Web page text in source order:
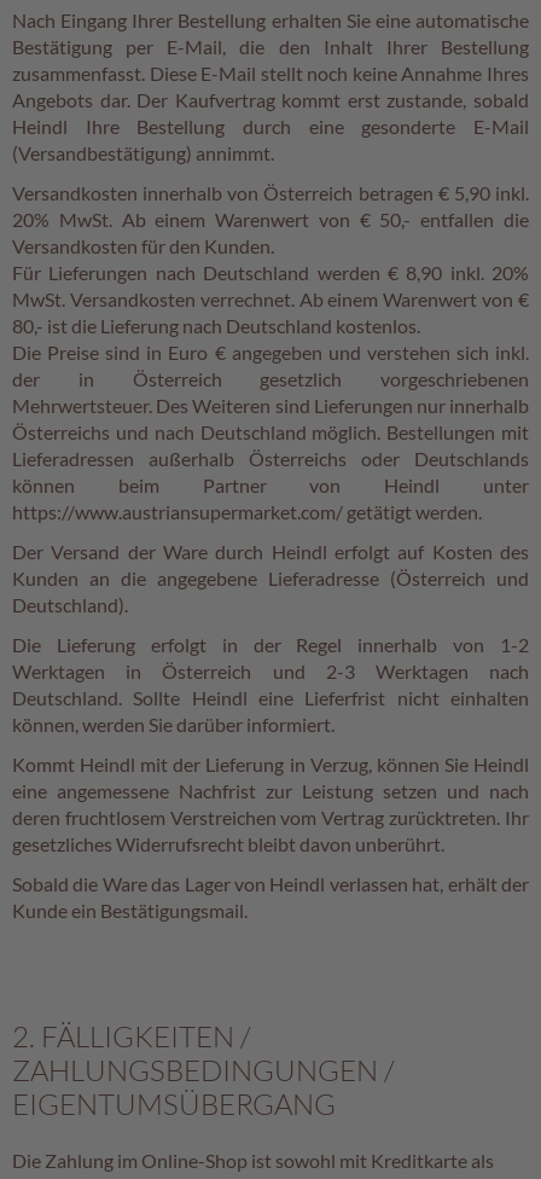
n
S
c
h
o
o
K
u
e
l
n
M
o
z
a
r
t
k
g
e
l
L
i
k
r
p
r
a
i
n
e
r
i
Nach Eingang Ihrer Bestellung erhalten Sie eine automatische
Bestätigung per E-Mail, die den Inhalt Ihrer Bestellung
zusammenfasst. Diese E-Mail stellt noch keine Annahme Ihres
Angebots dar. Der Kaufvertrag kommt erst zustande, sobald
Heindl Ihre Bestellung durch eine gesonderte E-Mail
(Versandbestätigung) annimmt.
Versandkosten innerhalb von Österreich betragen € 5,90 inkl.
20% MwSt. Ab einem Warenwert von € 50,- entfallen die
Versandkosten für den Kunden.
Für Lieferungen nach Deutschland werden € 8,90 inkl. 20%
MwSt. Versandkosten verrechnet. Ab einem Warenwert von €
80,- ist die Lieferung nach Deutschland kostenlos.
Die Preise sind in Euro € angegeben und verstehen sich inkl.
der in Österreich gesetzlich vorgeschriebenen
Mehrwertsteuer. Des Weiteren sind Lieferungen nur innerhalb
Österreichs und nach Deutschland möglich. Bestellungen mit
Lieferadressen außerhalb Österreichs oder Deutschlands
können beim Partner von Heindl unter
https://www.austriansupermarket.com/ getätigt werden.
Der Versand der Ware durch Heindl erfolgt auf Kosten des
Kunden an die angegebene Lieferadresse (Österreich und
Deutschland).
Die Lieferung erfolgt in der Regel innerhalb von 1-2
Werktagen in Österreich und 2-3 Werktagen nach
Deutschland. Sollte Heindl eine Lieferfrist nicht einhalten
können, werden Sie darüber informiert.
Kommt Heindl mit der Lieferung in Verzug, können Sie Heindl
eine angemessene Nachfrist zur Leistung setzen und nach
deren fruchtlosem Verstreichen vom Vertrag zurücktreten. Ihr
gesetzliches Widerrufsrecht bleibt davon unberührt.
Sobald die Ware das Lager von Heindl verlassen hat, erhält der
Kunde ein Bestätigungsmail.
2. FÄLLIGKEITEN /
ZAHLUNGSBEDINGUNGEN /
EIGENTUMSÜBERGANG
Die Zahlung im Online-Shop ist sowohl mit Kreditkarte als